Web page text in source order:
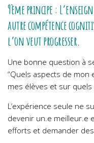
9ème principe :
autre compétence
l’on veut progresser.
Une bonne question à
“Quels aspects de
mes élèves et sur quels
L’expérience seule ne
devenir un.e meilleur.e
efforts et demander